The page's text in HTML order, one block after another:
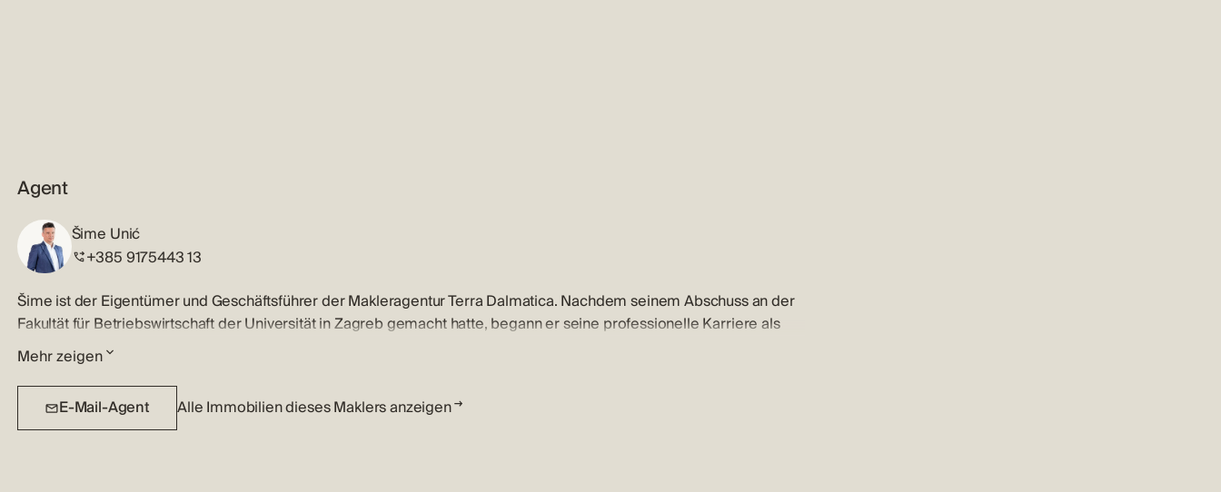
Agent
Šime Unić
+385 9175443 13
Šime ist der Eigentümer und Geschäftsführer der Makleragentur Terra Dalmatica. Nachdem seinem Abschuss an der
Fakultät für Betriebswirtschaft der Universität in Zagreb gemacht hatte, begann er seine professionelle Karriere als
Makler in seiner Heimatstadt Šibenik.
Šime ist lizenzierter Makler und wird immer die beste Marktmöglichkeit erkennen. Er wird geduldig all ihre Wünsche
anhören und strategisch alle Informationen darlegen, mithilfe derer Sie die richtige Entscheidung treffen können
werden, egal ob Sie eine Immobilie suchen oder eine verkaufen wollen. Er spezialisierte sich auf den Verkauf von
Mehr zeigen
E-Mail-Agent Alle Immobilien dieses Maklers anzeigen